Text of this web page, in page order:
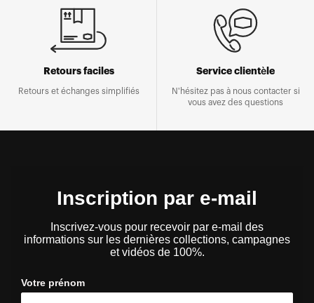
Retours faciles
Retours et échanges simplifiés
Service clientèle
N'hésitez pas à nous contacter si
vous avez des questions
Inscription par e-mail
Inscrivez-vous pour recevoir par e-mail des
informations sur les dernières collections, campagnes
et vidéos de 100%.
Votre prénom